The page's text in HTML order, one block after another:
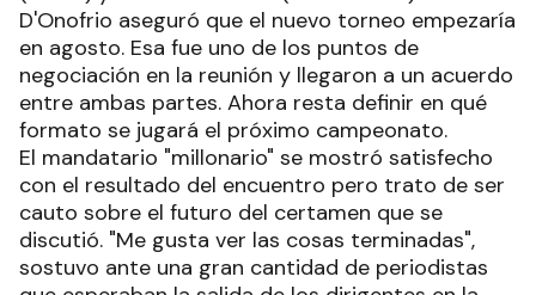
D'Onofrio aseguró que el nuevo torneo empezaría
en agosto. Esa fue uno de los puntos de
negociación en la reunión y llegaron a un acuerdo
entre ambas partes. Ahora resta definir en qué
formato se jugará el próximo campeonato.
El mandatario "millonario" se mostró satisfecho
con el resultado del encuentro pero trato de ser
cauto sobre el futuro del certamen que se
discutió. "Me gusta ver las cosas terminadas",
sostuvo ante una gran cantidad de periodistas